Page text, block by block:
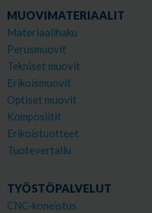
MUOVIMATERIAALIT
Materiaalihaku
Perusmuovit
Tekniset muovit
Erikoismuovit
Optiset muovit
Komposiitit
Erikoistuotteet
Tuotevertailu
TYÖSTÖPALVELUT
CNC-koneistus